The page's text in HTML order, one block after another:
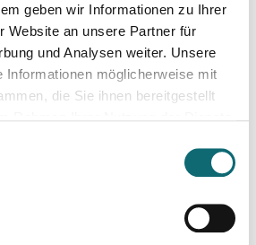
geben wir Informationen zu Ihrer
Website an unsere Partner für
und Analysen weiter. Unsere
Informationen möglicherweise mit
die Sie ihnen bereitgestellt
des Europäischen Parlaments für